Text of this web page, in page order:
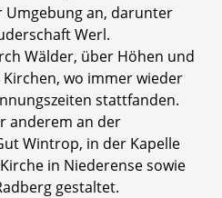
Umgebung an, darunter
Werl.
Wälder, über Höhen und
wo immer wieder
stattfanden.
anderem an der
Wintrop, in der Kapelle
in Niederense sowie
gestaltet.